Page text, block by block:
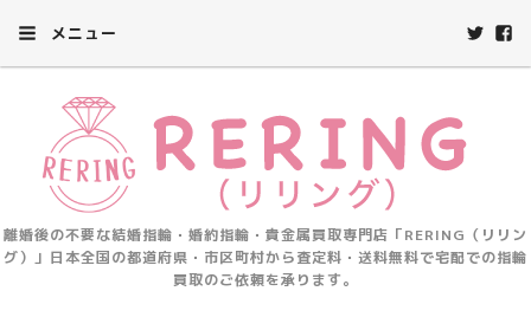
メニュー
離婚後の不要な結婚指輪・婚約指輪・貴金属買取専門店「RERING（リリン
グ）」日本全国の都道府県・市区町村から査定料・送料無料で宅配での指輪
買取のご依頼を承ります。